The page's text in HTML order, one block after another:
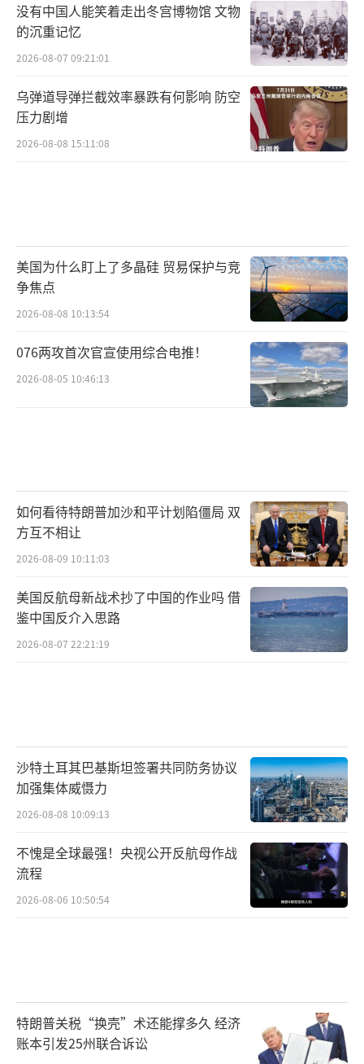
没有中国人能笑着走出冬宫博物馆 文物
的沉重记忆
2026-08-07 09:21:01
乌弹道导弹拦截效率暴跌有何影响 防空
压力剧增
2026-08-08 15:11:08
美国为什么盯上了多晶硅 贸易保护与竞
争焦点
2026-08-08 10:13:54
076两攻首次官宣使用综合电推！
2026-08-05 10:46:13
如何看待特朗普加沙和平计划陷僵局 双
方互不相让
2026-08-09 10:11:03
美国反航母新战术抄了中国的作业吗 借
鉴中国反介入思路
2026-08-07 22:21:19
沙特土耳其巴基斯坦签署共同防务协议
加强集体威慑力
2026-08-08 10:09:13
不愧是全球最强！央视公开反航母作战
流程
2026-08-06 10:50:54
特朗普关税“换壳”术还能撑多久 经济
账本引发25州联合诉讼